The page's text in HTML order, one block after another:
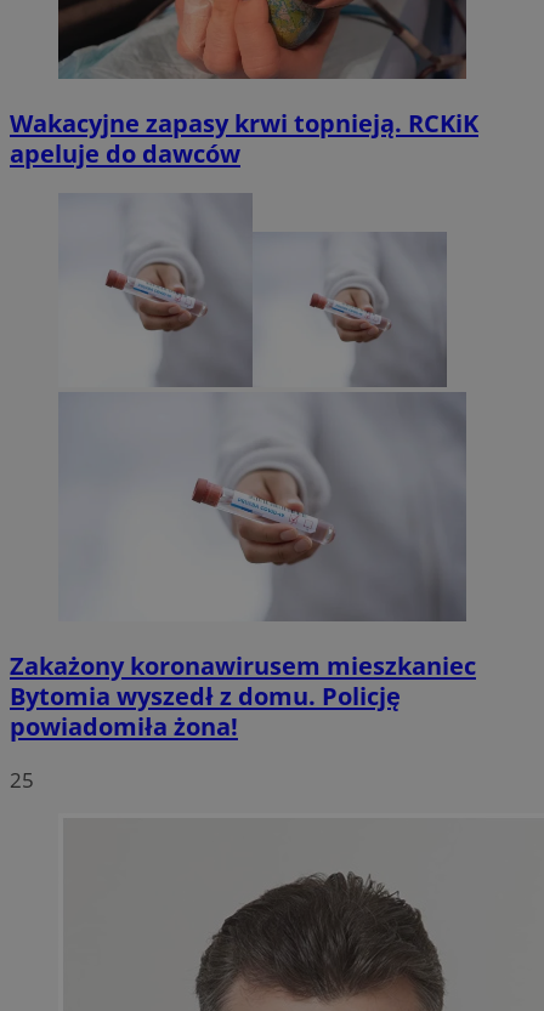
Wakacyjne zapasy krwi topnieją. RCKiK
apeluje do dawców
Zakażony koronawirusem mieszkaniec
Bytomia wyszedł z domu. Policję
powiadomiła żona!
25